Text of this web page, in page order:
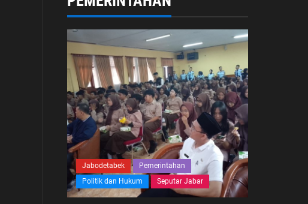
Jabodetabek
Pemerintahan
Politik dan Hukum
Seputar Jabar